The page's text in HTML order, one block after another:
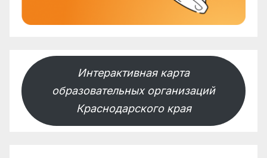
Интерактивная карта
образовательных организаций
Краснодарского края